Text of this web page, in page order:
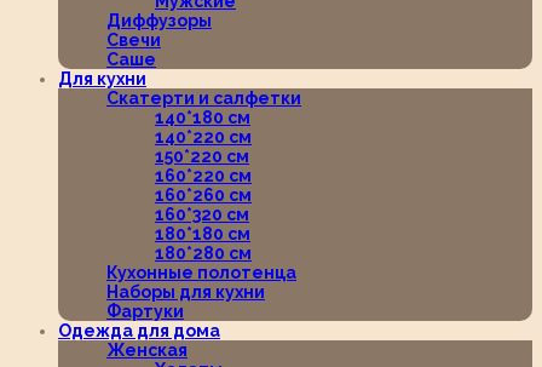
Диффузоры
Свечи
Саше
Для кухни
Скатерти и салфетки
140*180 см
140*220 см
150*220 см
160*220 см
160*260 см
160*320 см
180*180 см
180*280 см
Кухонные полотенца
Наборы для кухни
Фартуки
Одежда для дома
Женская